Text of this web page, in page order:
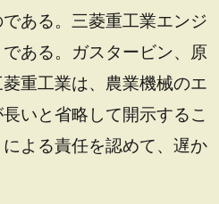
ある。三菱重工業エンジ
ある。ガスタービン、原
菱重工業は、農業機械のエ
いと省略して開示するこ
よる責任を認めて、遅か